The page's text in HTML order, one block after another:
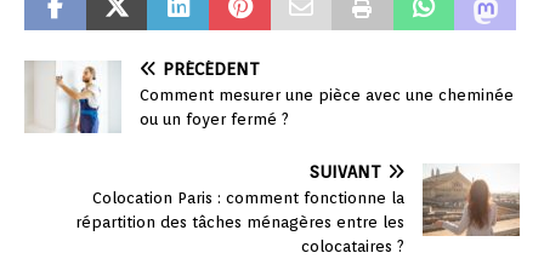
PRÉCÉDENT
Comment mesurer une pièce avec une cheminée
ou un foyer fermé ?
SUIVANT
Colocation Paris : comment fonctionne la
répartition des tâches ménagères entre les
colocataires ?